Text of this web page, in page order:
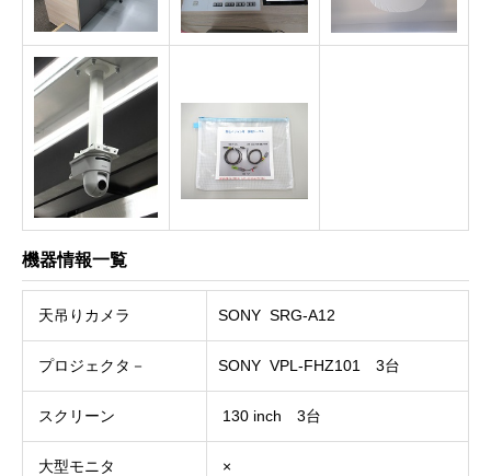
機器情報一覧
天吊りカメラ SONY SRG-A12
プロジェクタ－ SONY VPL-FHZ101 3台
スクリーン 130 inch 3台
大型モニタ ×